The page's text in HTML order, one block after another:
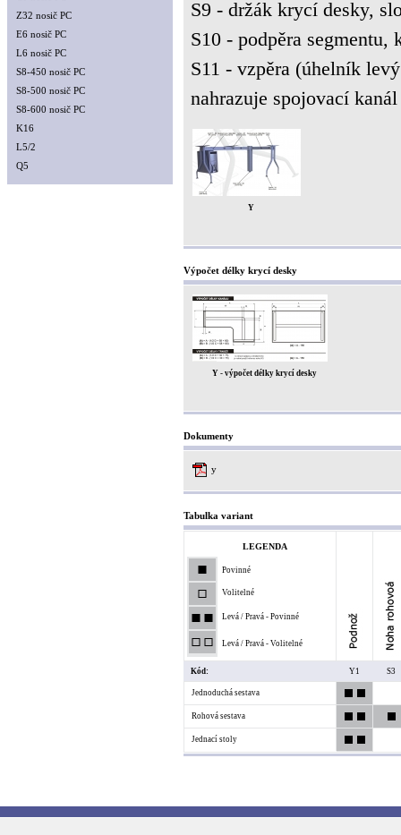
Z32 nosič PC
E6 nosič PC
L6 nosič PC
S8-450 nosič PC
S8-500 nosič PC
S8-600 nosič PC
K16
L5/2
Q5
S9 - držák krycí desky,
S10 - podpěra
S11 - vzpěra (úhelník
nahrazuje spojovací kanál
Y
Výpočet délky krycí desky
Y - výpočet délky krycí desky
Dokumenty
y
Tabulka variant
LEGENDA
Povinné
Volitelné
Levá / Pravá - Povinné
Levá / Pravá - Volitelné
Kód: Y1 S3
Jednoduchá sestava
Rohová sestava
Jednací stoly